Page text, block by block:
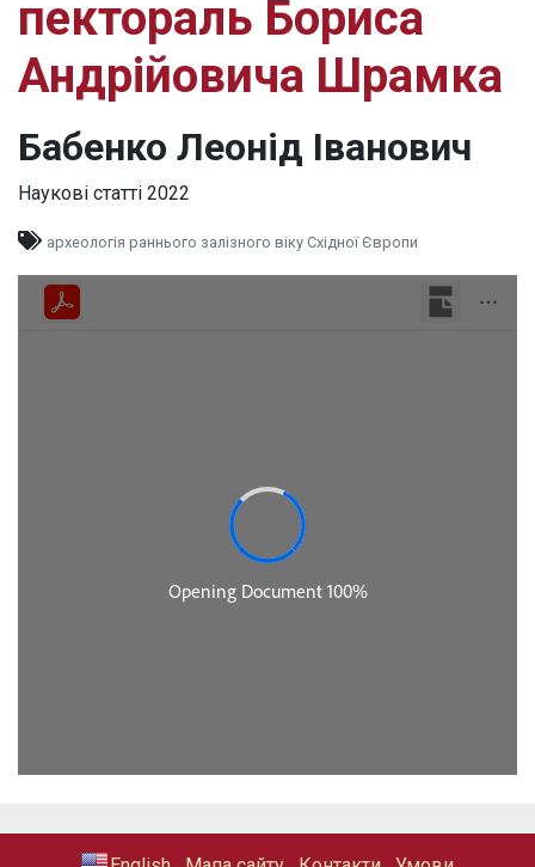
пектораль Бориса
Андрійовича Шрамка
Бабенко Леонід Іванович
Наукові статті 2022
археологія раннього залізного віку Східної Європи